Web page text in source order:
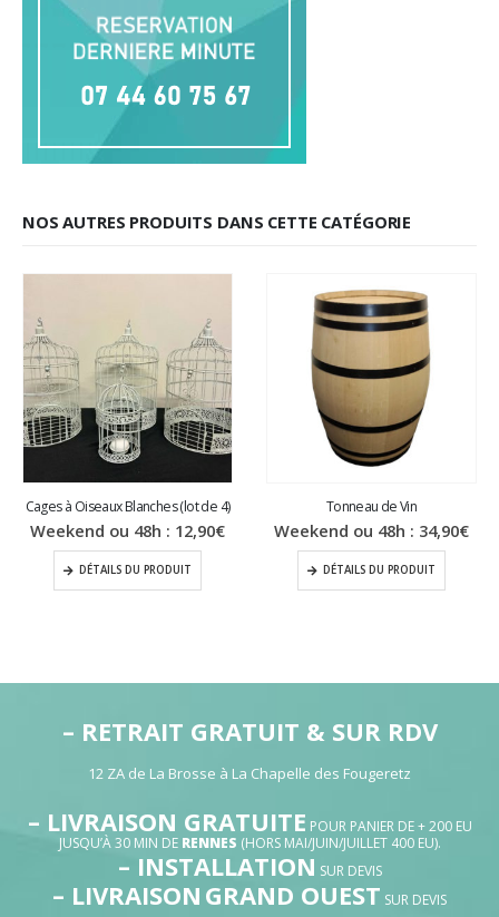
NOS AUTRES PRODUITS DANS CETTE CATÉGORIE
Cages à Oiseaux Blanches (lot de 4)
Weekend ou 48h : 12,90€
DÉTAILS DU PRODUIT
Tonneau de Vin
Weekend ou 48h : 34,90€
DÉTAILS DU PRODUIT
– RETRAIT GRATUIT & SUR RDV
12 ZA de La Brosse à La Chapelle des Fougeretz
– LIVRAISON GRATUITE POUR PANIER DE + 200 EU
JUSQU’À 30 MIN DE RENNES (HORS MAI/JUIN/JUILLET 400 EU).
– INSTALLATION SUR DEVIS
– LIVRAISON GRAND OUEST SUR DEVIS